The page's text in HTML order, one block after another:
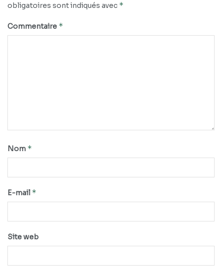
obligatoires sont indiqués avec *
Commentaire *
Nom *
E-mail *
Site web